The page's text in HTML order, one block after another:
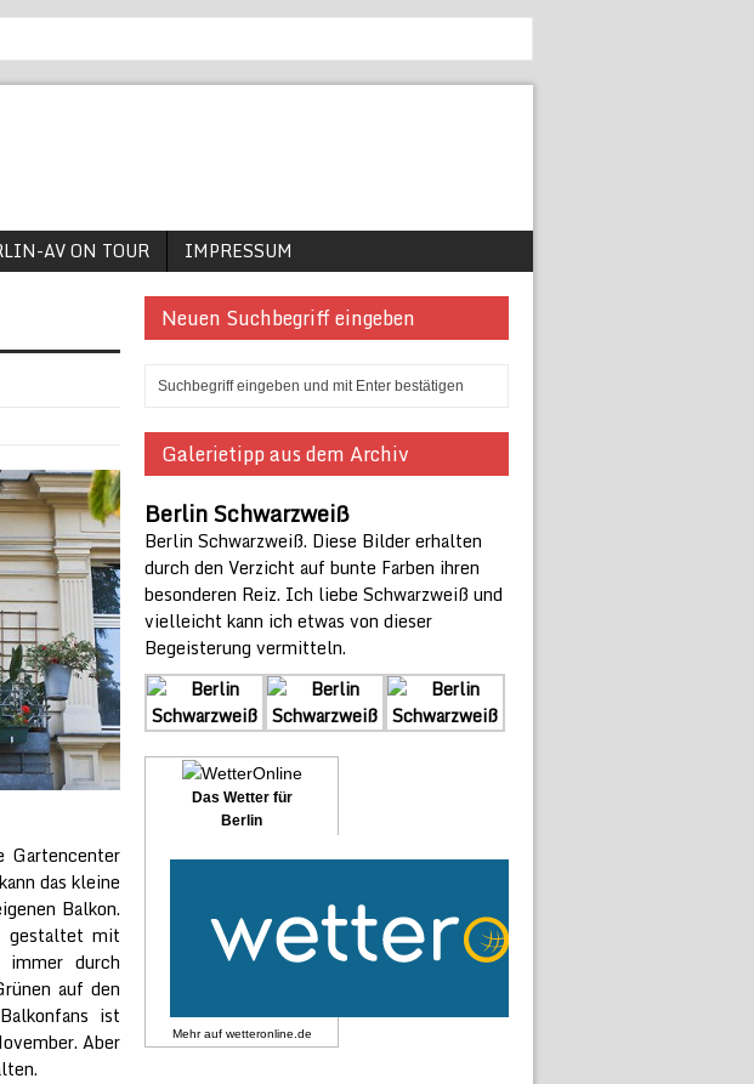
AV ON TOUR IMPRESSUM
das kleine
Balkon.
gestaltet mit
durch
auf den
ist
Aber
Neuen Suchbegriff eingeben
Galerietipp aus dem Archiv
Berlin Schwarzweiß
Berlin Schwarzweiß. Diese Bilder erhalten
durch den Verzicht auf bunte Farben ihren
besonderen Reiz. Ich liebe Schwarzweiß und
vielleicht kann ich etwas von dieser
Begeisterung vermitteln.
Das Wetter für
Berlin
Mehr auf wetteronline.de